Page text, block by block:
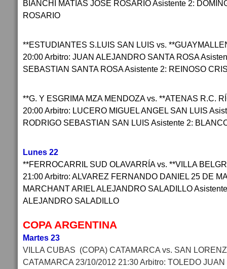
BIANCHI MATIAS JOSE ROSARIO Asistente 2:
ROSARIO
**ESTUDIANTES S.LUIS SAN LUIS vs.
20:00 Arbitro: JUAN ALEJANDRO SANTA ROSA
SEBASTIAN SANTA ROSA Asistente 2: REINOSO
**G. Y ESGRIMA MZA MENDOZA vs. **ATENAS R.C.
20:00 Arbitro: LUCERO MIGUEL ANGEL SAN LUIS
RODRIGO SEBASTIAN SAN LUIS Asistente 2:
Lunes 22
**FERROCARRIL SUD OLAVARRÍA vs. **VILLA
21:00 Arbitro: ALVAREZ FERNANDO DANIEL 25 DE
MARCHANT ARIEL ALEJANDRO SALADILLO
ALEJANDRO SALADILLO
COPA ARGENTINA
Martes 23
VILLA CUBAS (COPA) CATAMARCA vs. SAN
CATAMARCA 23/10/2012 21:30 Arbitro: TOLEDO